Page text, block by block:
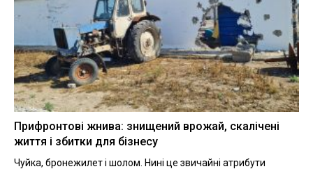
Прифронтові жнива: знищений врожай, скалічені
життя і збитки для бізнесу
Чуйка, бронежилет і шолом. Нині це звичайні атрибути